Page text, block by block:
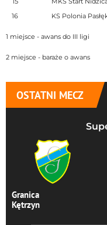
16
KS Polonia
1 miejsce - awans do III ligi
2 miejsce - baraże o awans
OSTATNI MECZ
Granica
Kętrzyn